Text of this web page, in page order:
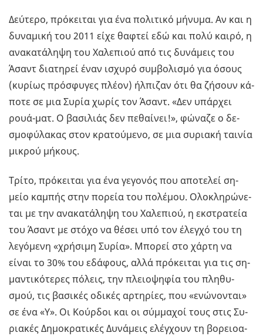
Δεύ­τε­ρο, πρό­κει­ται για ένα πο­λι­τι­κό μή­νυ­μα. Αν και η
δυ­να­μι­κή του 2011 είχε θα­φτεί εδώ και πολύ καιρό, η
ανα­κα­τά­λη­ψη του Χα­λε­πιού από τις δυ­νά­μεις του
Άσαντ δια­τη­ρεί έναν ισχυ­ρό συμ­βο­λι­σμό για όσους
(κυ­ρί­ως πρό­σφυ­γες πλέον) ήλ­πι­ζαν ότι θα ζή­σουν κά­
πο­τε σε μια Συρία χωρίς τον Άσαντ. «Δεν υπάρ­χει
ρουά-ματ. Ο βα­σι­λιάς δεν πε­θαί­νει!», φώ­να­ζε ο δε­
σμο­φύ­λα­κας στον κρα­τού­με­νο, σε μια συ­ρια­κή ται­νία
μι­κρού μή­κους.
Τρίτο, πρό­κει­ται για ένα γε­γο­νός που απο­τε­λεί ση­
μείο κα­μπής στην πο­ρεία του πο­λέ­μου. Ολο­κλη­ρώ­νε­
ται με την ανα­κα­τά­λη­ψη του Χα­λε­πιού, η εκ­στρα­τεία
του Άσαντ με στόχο να θέσει υπό τον έλεγ­χό του τη
λε­γό­με­νη «χρή­σι­μη Συρία». Μπο­ρεί στο χάρτη να
είναι το 30% του εδά­φους, αλλά πρό­κει­ται για τις ση­
μα­ντι­κό­τε­ρες πό­λεις, την πλειο­ψη­φία του πλη­θυ­
σμού, τις βα­σι­κές οδι­κές αρ­τη­ρί­ες, που «ενώ­νο­νται»
σε ένα «Υ». Οι Κούρ­δοι και οι σύμ­μα­χοί τους στις Συ­
ρια­κές Δη­μο­κρα­τι­κές Δυ­νά­μεις ελέγ­χουν τη βο­ρειο­α­